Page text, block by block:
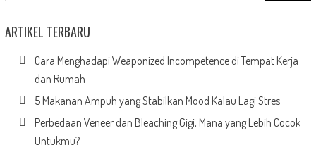
ARTIKEL TERBARU
Cara Menghadapi Weaponized Incompetence di Tempat Kerja
dan Rumah
5 Makanan Ampuh yang Stabilkan Mood Kalau Lagi Stres
Perbedaan Veneer dan Bleaching Gigi, Mana yang Lebih Cocok
Untukmu?